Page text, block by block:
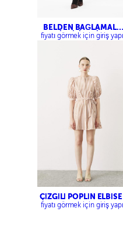
BELDEN BAĞLAMALI
ÇİZGİLİ ELBİSE
fiyatı görmek için giriş
ÇİZGİLİ POPLİN ELBİSE
fiyatı görmek için giriş